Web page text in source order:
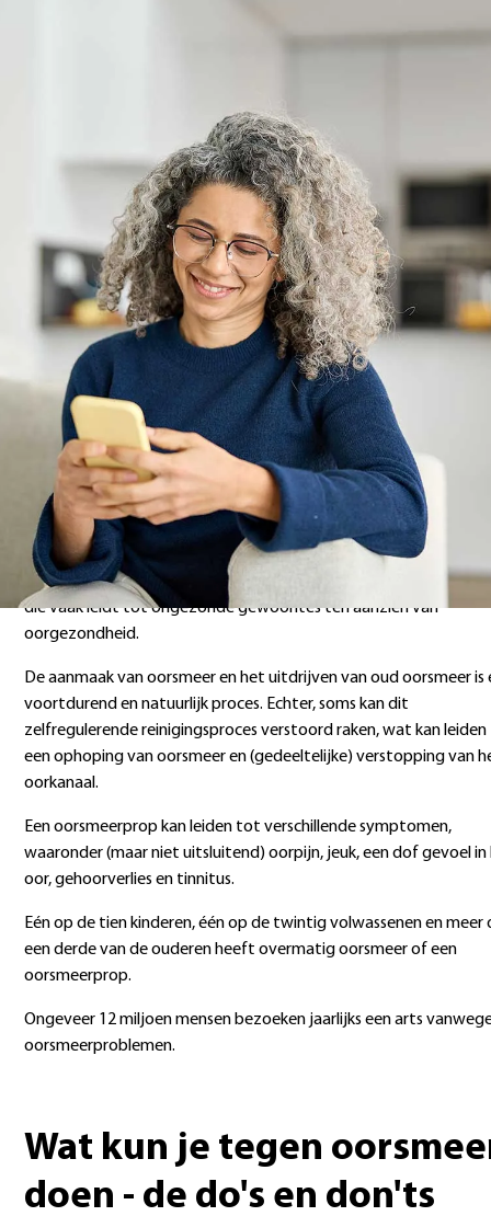
De beste tips over hoe je
het beste je oorsmeer
(cerumen) verwijdert
“Deze aanpassing is zeer de moeite waard, omdat het niet
klinische ervaringen van specialisten op het gebied van oorsmeer
oorsmeerophoping bevat, maar ook een herinnering voor
aan het feit dat een goede oorgezondheid start bij hem of haar
zelf. En er zijn evenveel dingen die ze beter achterwege kunnen
laten, als dingen die je juist wél zouden moeten doen.”
–Seth R. Schwartz, MD, MPH, Guideline Update Group Chair
Volgens het persbericht gelooft de academie dat er bij veel
een diep verlangen bestaat om hun oren schoon te maken,
zij denken dat oorsmeer een teken van viezigheid is. Dit is een
die vaak leidt tot ongezonde gewoontes ten aanzien van
oorgezondheid.
De aanmaak van oorsmeer en het uitdrijven van oud oorsmeer is
voortdurend en natuurlijk proces. Echter, soms kan dit
zelfregulerende reinigingsproces verstoord raken, wat kan
een ophoping van oorsmeer en (gedeeltelijke) verstopping van
oorkanaal.
Een oorsmeerprop kan leiden tot verschillende symptomen,
waaronder (maar niet uitsluitend) oorpijn, jeuk, een dof gevoel
oor, gehoorverlies en tinnitus.
Eén op de tien kinderen, één op de twintig volwassenen en meer
een derde van de ouderen heeft overmatig oorsmeer of een
oorsmeerprop.
Ongeveer 12 miljoen mensen bezoeken jaarlijks een arts
oorsmeerproblemen.
Wat kun je tegen
doen - de do's en don'ts